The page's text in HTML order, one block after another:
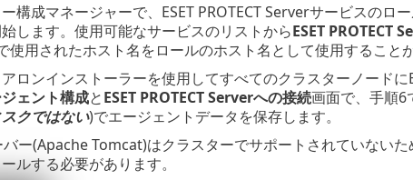
構成マネージャーで、ESET PROTECT Serverサービスのロ
します。使用可能なサービスのリストからESET PROTECT
使用されたホスト名をロールのホスト名として使用すること
ロンインストーラーを使用してすべてのクラスターノード
ェント構成とESET PROTECT Serverへの接続画面で、手順6
クではない)でエージェントデータを保存します。
ー(Apache Tomcat)はクラスターでサポートされていない
ルする必要があります。